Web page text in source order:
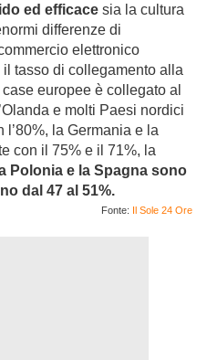
ed efficace sia la cultura
differenze di
elettronico
tasso di collegamento alla
europee è collegato al
e molti Paesi nordici
la Germania e la
con il 75% e il 71%, la
Polonia e la Spagna sono
dal 47 al 51%.
Fonte: Il Sole 24 Ore